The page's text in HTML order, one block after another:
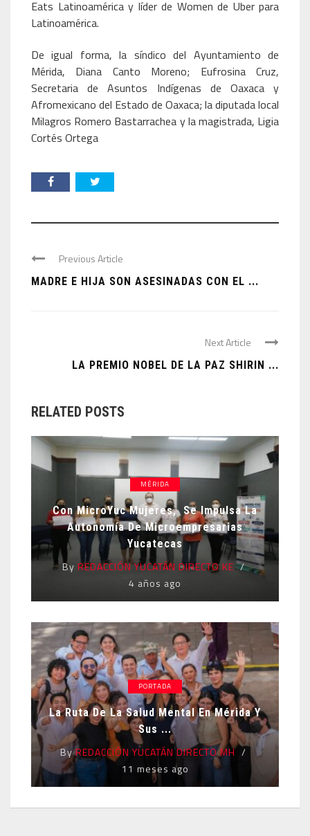
Eats Latinoamérica y líder de Women de Uber para
Latinoamérica.
De igual forma, la síndico del Ayuntamiento de
Mérida, Diana Canto Moreno; Eufrosina Cruz,
Secretaria de Asuntos Indígenas de Oaxaca y
Afromexicano del Estado de Oaxaca; la diputada local
Milagros Romero Bastarrachea y la magistrada, Ligia
Cortés Ortega
Previous Article
MADRE E HIJA SON ASESINADAS CON EL ...
Next Article
LA PREMIO NOBEL DE LA PAZ SHIRIN ...
RELATED POSTS
MÉRIDA
Con MicroYuc Mujeres, Se Impulsa La
Autonomía De Microempresarias
Yucatecas
By REDACCIÓN YUCATÁN DIRECTO KE
4 años ago
PORTADA
La Ruta De La Salud Mental En Mérida Y
Sus ...
ByREDACCIÓN YUCATÁN DIRECTO MH
11 meses ago